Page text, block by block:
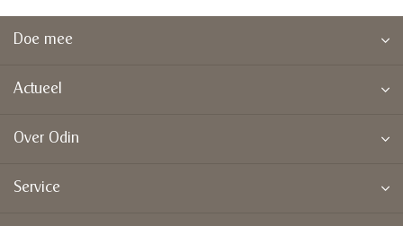
Doe mee
Actueel
Over Odin
Service